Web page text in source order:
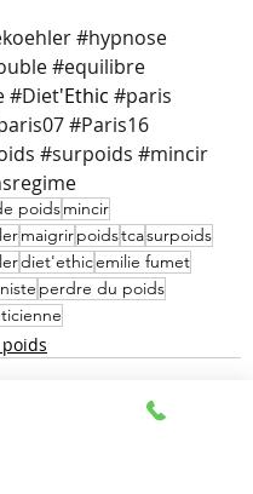
#hypnose
#equilibre
#Diet'Ethic #paris
#Paris16
#surpoids #mincir
poidsmincir
maigrirpoidstcasurpoids
diet'ethicemilie fumet
perdre du poids